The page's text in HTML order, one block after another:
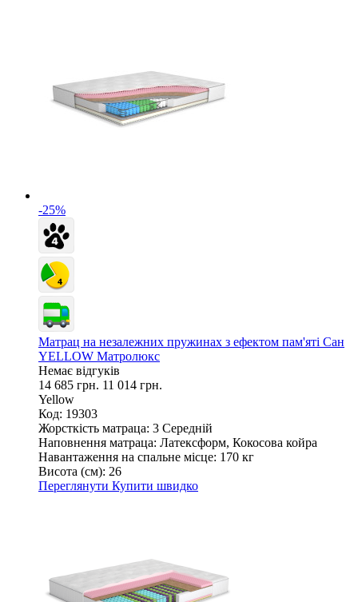
-25%
Матрац на незалежних пружинах з ефектом пам'яті Сан
YELLOW Матролюкс
Немає відгуків
14 685 грн. 11 014 грн.
Yellow
Код: 19303
Жорсткість матраца: 3 Середній
Наповнення матраца: Латексформ, Кокосова койра
Навантаження на спальне місце: 170 кг
Висота (см): 26
Переглянути Купити швидко